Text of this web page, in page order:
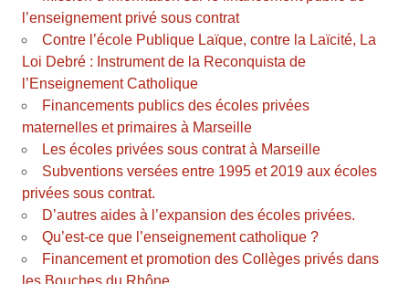
l’enseignement privé sous contrat
Contre l’école Publique Laïque, contre la Laïcité, La
Loi Debré : Instrument de la Reconquista de
l’Enseignement Catholique
Financements publics des écoles privées
maternelles et primaires à Marseille
Les écoles privées sous contrat à Marseille
Subventions versées entre 1995 et 2019 aux écoles
privées sous contrat.
D’autres aides à l’expansion des écoles privées.
Qu’est-ce que l’enseignement catholique ?
Financement et promotion des Collèges privés dans
les Bouches du Rhône